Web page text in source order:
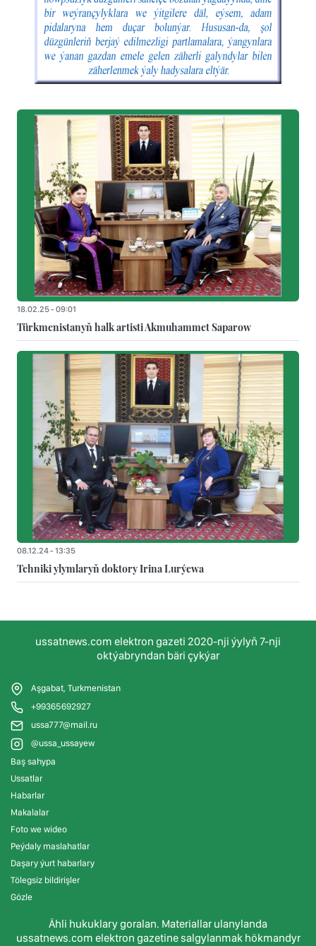
18.02.25 - 09:01
Türkmenistanyň halk artisti Akmuhammet Saparow
08.12.24 - 13:35
Tehniki ylymlaryň doktory Irina Lurýewa
ussatnews.com elektron gazeti 2020-nji ýylyň 7-nji
oktýabryndan bäri çykýar
Aşgabat, Turkmenistan
+99365692927
ussa777@mail.ru
@ussa_ussayew
Baş sahypa
Ussatlar
Habarlar
Makalalar
Foto we wideo
Peýdaly maslahatlar
Daşary ýurt habarlary
Tölegsiz bildirişler
Gözle
Ähli hukuklary goralan. Materiallar ulanylanda
ussatnews.com elektron gazetine salgylanmak hökmandyr